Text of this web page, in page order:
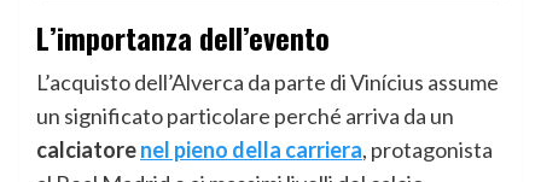
L’importanza dell’evento
L’acquisto dell’Alverca da parte di Vinícius assume
un significato particolare perché arriva da un
calciatorenel pieno della carriera, protagonista